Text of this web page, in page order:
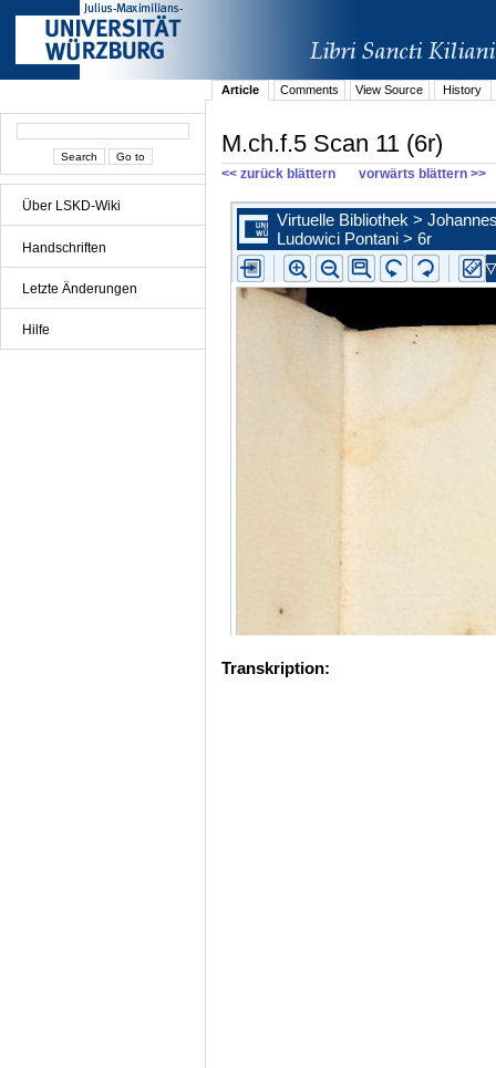
Über LSKD-Wiki
Handschriften
Letzte Änderungen
Hilfe
Article Comments View Source History
M.ch.f.5 Scan 11 (6r)
<< zurück blättern vorwärts blättern >>
Transkription: